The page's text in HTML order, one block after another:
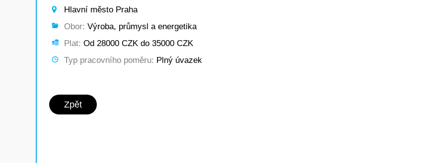
Hlavní město Praha
Obor: Výroba, průmysl a energetika
Plat: Od 28000 CZK do 35000 CZK
Typ pracovního poměru: Plný úvazek
Zpět